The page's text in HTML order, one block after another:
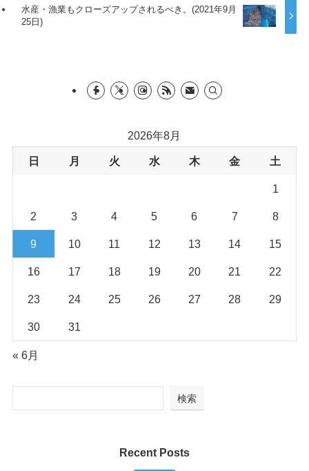
水産・漁業もクローズアップされるべき。(2021年9月
25日)
2026年8月
日 月 火 水 木 金 土
1
2 3 4 5 6 7 8
9 10 11 12 13 14 15
16 17 18 19 20 21 22
23 24 25 26 27 28 29
30 31
« 6月
検索
Recent Posts